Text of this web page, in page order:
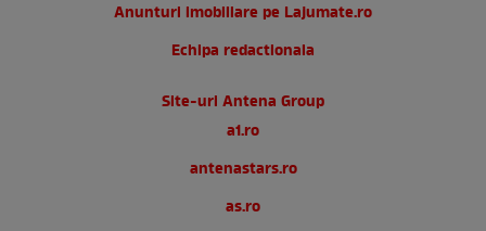
Anunturi imobiliare pe Lajumate.ro
Echipa redactionala
Site-uri Antena Group
a1.ro
antenastars.ro
as.ro